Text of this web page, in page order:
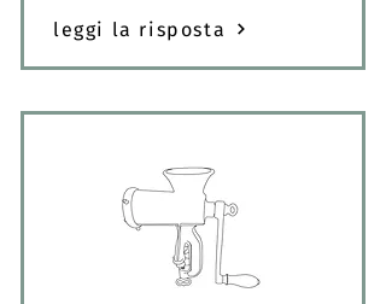
leggi la risposta